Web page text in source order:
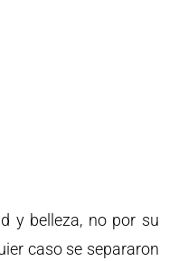
y belleza, no por su
caso se separaron